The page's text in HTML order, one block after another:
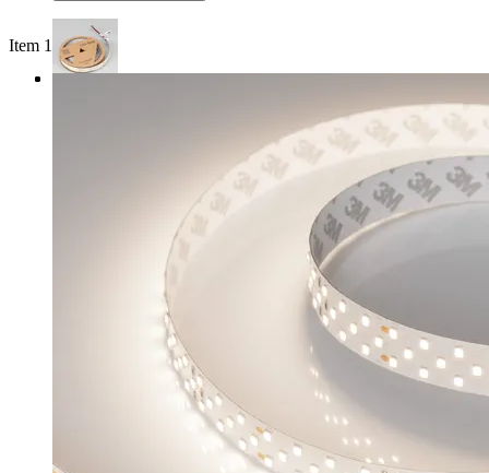
Item 1 of 3